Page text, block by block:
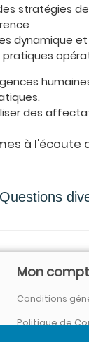
stratégies
dynamique
des
à
Mon
Conditions
Politique de